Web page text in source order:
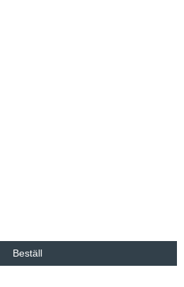
Beställ